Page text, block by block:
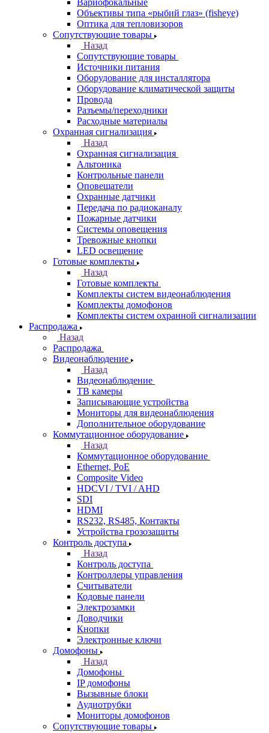
Вариофокальные
Объективы типа «рыбий глаз» (fisheye)
Оптика для тепловизоров
Сопутствующие товары
Назад
Сопутствующие товары
Источники питания
Оборудование для инсталлятора
Оборудование климатической защиты
Провода
Разъемы/переходники
Расходные материалы
Охранная сигнализация
Назад
Охранная сигнализация
Альтоника
Контрольные панели
Оповещатели
Охранные датчики
Передача по радиоканалу
Пожарные датчики
Системы оповещения
Тревожные кнопки
LED освещение
Готовые комплекты
Назад
Готовые комплекты
Комплекты систем видеонаблюдения
Комплекты домофонов
Комплекты систем охранной сигнализации
Распродажа
Назад
Распродажа
Видеонаблюдение
Назад
Видеонаблюдение
ТВ камеры
Записывающие устройства
Мониторы для видеонаблюдения
Дополнительное оборудование
Коммутационное оборудование
Назад
Коммутационное оборудование
Ethernet, PoE
Composite Video
HDCVI / TVI / AHD
SDI
HDMI
RS232, RS485, Контакты
Устройства грозозащиты
Контроль доступа
Назад
Контроль доступа
Контроллеры управления
Считыватели
Кодовые панели
Электрозамки
Доводчики
Кнопки
Электронные ключи
Домофоны
Назад
Домофоны
IP домофоны
Вызывные блоки
Аудиотрубки
Мониторы домофонов
Сопутствующие товары